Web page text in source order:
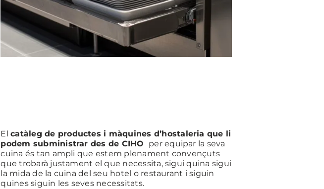
Elcatàleg de productes i màquines d’hostaleria que li
podem subministrar des de CIHO
per equipar la seva
cuina és tan ampli que estem plenament convençuts
que trobarà justament el que necessita, sigui quina sigui
la mida de la cuina del seu hotel o restaurant i siguin
quines siguin les seves necessitats.